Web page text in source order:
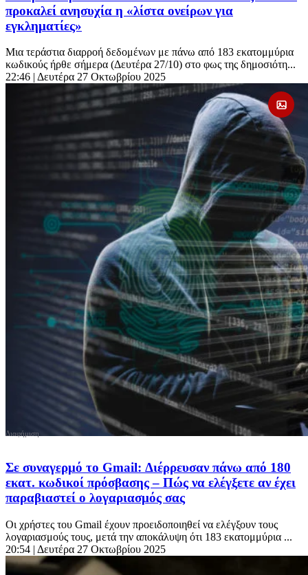
προκαλεί ανησυχία η «λίστα ονείρων για
εγκληματίες»
Μια τεράστια διαρροή δεδομένων με πάνω από 183 εκατομμύρια
κωδικούς ήρθε σήμερα (Δευτέρα 27/10) στο φως της δημοσιότη...
22:46 | Δευτέρα 27 Οκτωβρίου 2025
Σε συναγερμό το Gmail: Διέρρευσαν πάνω από 180
εκατ. κωδικοί πρόσβασης – Πώς να ελέγξετε αν έχει
παραβιαστεί ο λογαριασμός σας
Οι χρήστες του Gmail έχουν προειδοποιηθεί να ελέγξουν τους
λογαριασμούς τους, μετά την αποκάλυψη ότι 183 εκατομμύρια ...
20:54 | Δευτέρα 27 Οκτωβρίου 2025